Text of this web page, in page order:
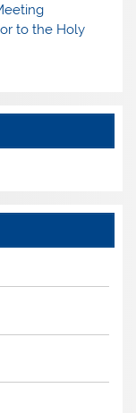
to the Holy